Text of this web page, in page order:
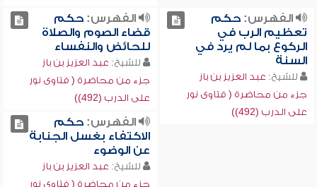
الفهرس:حكم
تعظيم الرب في
الركوع بما لم يرد في
السنة
للشيخ: عبد العزيز بن باز
جزء من محاضرة ( فتاوى نور
على الدرب (492))
الفهرس:حكم
قضاء الصوم والصلاة
للحائض والنفساء
للشيخ: عبد العزيز بن باز
جزء من محاضرة ( فتاوى نور
على الدرب (492))
الفهرس:حكم
الاكتفاء بغسل الجنابة
عن الوضوء
للشيخ: عبد العزيز بن باز
جزء من محاضرة ( فتاوى نور